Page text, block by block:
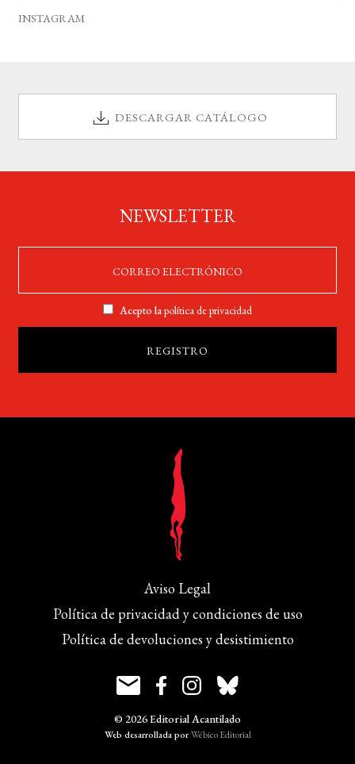
INSTAGRAM
DESCARGAR CATÁLOGO
NEWSLETTER
Acepto lapolítica de privacidad
Aviso Legal
Política de privacidad y condiciones de uso
Política de devoluciones y desistimiento
© 2026 Editorial Acantilado
Web desarrollada porWébico Editorial